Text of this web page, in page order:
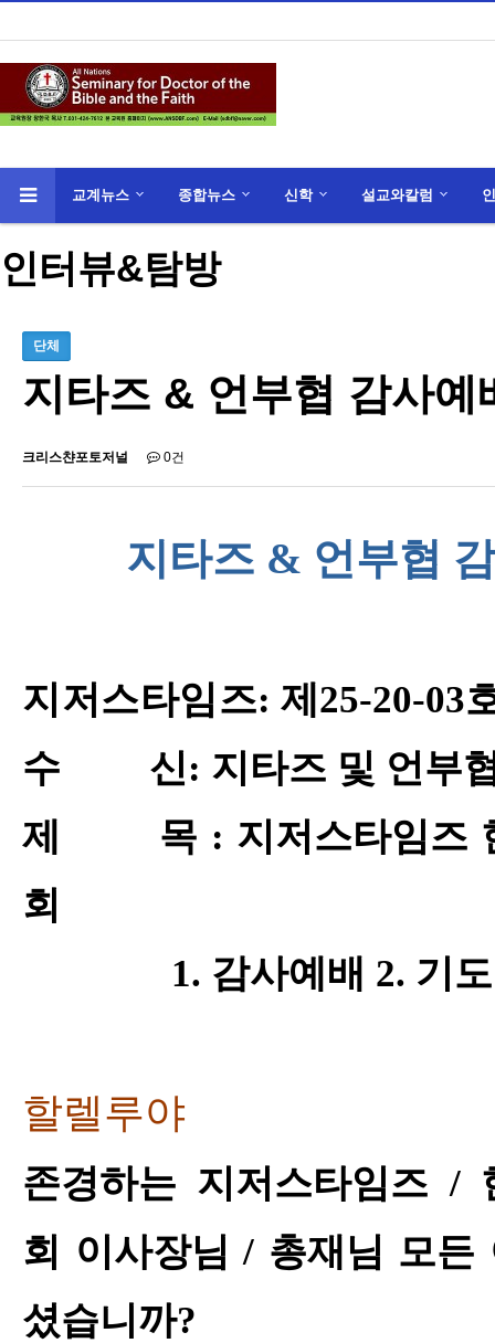
교계뉴스 종합뉴스 신학 설교와칼럼
인터뷰&탐방
단체
지타즈 & 언부협 감사
크리스챤포토저널 0건
지타즈 & 언부협
지저스타임즈:제 25-20-03
수 신: 지타즈 및 언부
제 목 : 지저스타임즈
회
1. 감사예배 2. 기
할렐루야
존경하는 지저스타임즈/
회 이사장님/ 총재님 모든
셨습니까?